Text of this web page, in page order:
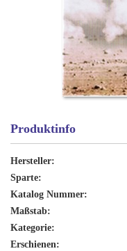
Produktinfo
Hersteller:
Sparte:
Katalog Nummer:
Maßstab:
Kategorie:
Erschienen: